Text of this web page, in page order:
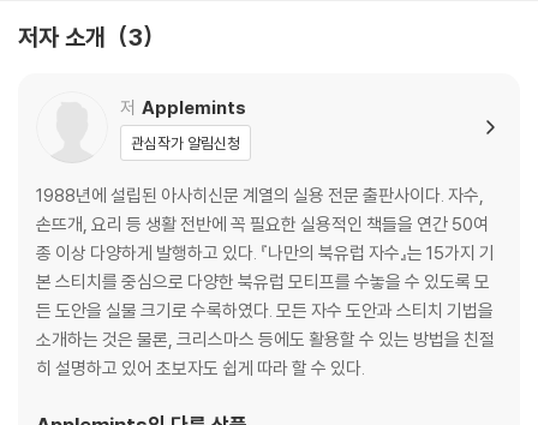
- 코스모스·베고니아·금목서
- 심비디움·크리스마스 로즈
- 포인세티아·산다화
아이템
- 아이리시 로즈 납작 주머니
- 비올라와 네모필라 숄
- 명자나무 꽃 토트백
- 크레마티스 주머니
- 에키자캄 멀티 커버
저자 소개 3
저 Applemints
관심작가 알림신청
1988년에 설립된 아사히신문 계열의 실용 전문 출판사이다. 자수,
손뜨개, 요리 등 생활 전반에 꼭 필요한 실용적인 책들을 연간 50여
종 이상 다양하게 발행하고 있다. 『나만의 북유럽 자수』는 15가지 기
본 스티치를 중심으로 다양한 북유럽 모티프를 수놓을 수 있도록 모
든 도안을 실물 크기로 수록하였다. 모든 자수 도안과 스티치 기법을
소개하는 것은 물론, 크리스마스 등에도 활용할 수 있는 방법을 친절
히 설명하고 있어 초보자도 쉽게 따라 할 수 있다.